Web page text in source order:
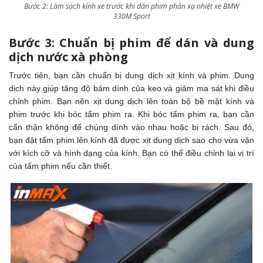
Bước 2: Làm sạch kính xe trước khi dán phim phản xạ nhiệt xe BMW
330M Sport
Bước 3: Chuẩn bị phim để dán và dung
dịch nước xà phòng
Trước tiên, bạn cần chuẩn bị dung dịch xịt kính và phim. Dung
dịch này giúp tăng độ bám dính của keo và giảm ma sát khi điều
chỉnh phim. Bạn nên xịt dung dịch lên toàn bộ bề mặt kính và
phim trước khi bóc tấm phim ra. Khi bóc tấm phim ra, bạn cần
cẩn thận không để chúng dính vào nhau hoặc bị rách. Sau đó,
bạn đặt tấm phim lên kính đã được xịt dung dịch sao cho vừa vặn
với kích cỡ và hình dạng của kính. Bạn có thể điều chỉnh lại vị trí
của tấm phim nếu cần thiết.